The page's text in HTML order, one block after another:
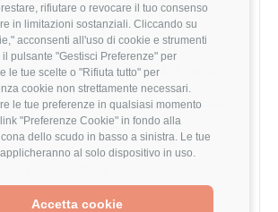
rifiutare o revocare il tuo consenso
in limitazioni sostanziali. Cliccando su
acconsenti all'uso di cookie e strumenti
pulsante "Gestisci Preferenze" per
le tue scelte o "Rifiuta tutto" per
cookie non strettamente necessari.
le tue preferenze in qualsiasi momento
"Preferenze Cookie" in fondo alla
dello scudo in basso a sinistra. Le tue
al solo dispositivo in uso.
Accetta cookie
ruolo.
Analyst in Italia: il ruolo
i dati in decisioni
il ruolo, le competenze e la